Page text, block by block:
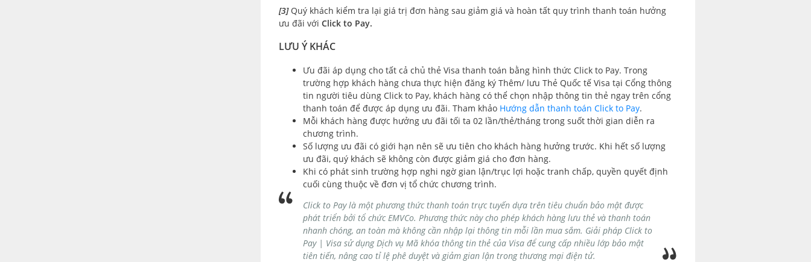
[3]Quý khách kiểm tra lại giá trị đơn hàng sau giảm giá và hoàn tất quy trình thanh toán hưởng
ưu đãi với Click to Pay.
LƯU Ý KHÁC
Ưu đãi áp dụng cho tất cả chủ thẻ Visa thanh toán bằng hình thức Click to Pay. Trong
trường hợp khách hàng chưa thực hiện đăng ký Thêm/ lưu Thẻ Quốc tế Visa tại Cổng thông
tin người tiêu dùng Click to Pay, khách hàng có thể chọn nhập thông tin thẻ ngay trên cổng
thanh toán để được áp dụng ưu đãi. Tham khảo Hướng dẫn thanh toán Click to Pay.
Mỗi khách hàng được hưởng ưu đãi tối ta 02 lần/thẻ/tháng trong suốt thời gian diễn ra
chương trình.
Số lượng ưu đãi có giới hạn nên sẽ ưu tiên cho khách hàng hưởng trước. Khi hết số lượng
ưu đãi, quý khách sẽ không còn được giảm giá cho đơn hàng.
Khi có phát sinh trường hợp nghi ngờ gian lận/trục lợi hoặc tranh chấp, quyền quyết định
cuối cùng thuộc về đơn vị tổ chức chương trình.
Click to Pay là một phương thức thanh toán trực tuyến dựa trên tiêu chuẩn bảo mật được
phát triển bởi tổ chức EMVCo. Phương thức này cho phép khách hàng lưu thẻ và thanh toán
nhanh chóng, an toàn mà không cần nhập lại thông tin mỗi lần mua sắm. Giải pháp Click to
Pay | Visa sử dụng Dịch vụ Mã khóa thông tin thẻ của Visa để cung cấp nhiều lớp bảo mật
tiên tiến, nâng cao tỉ lệ phê duyệt và giảm gian lận trong thương mại điện tử.